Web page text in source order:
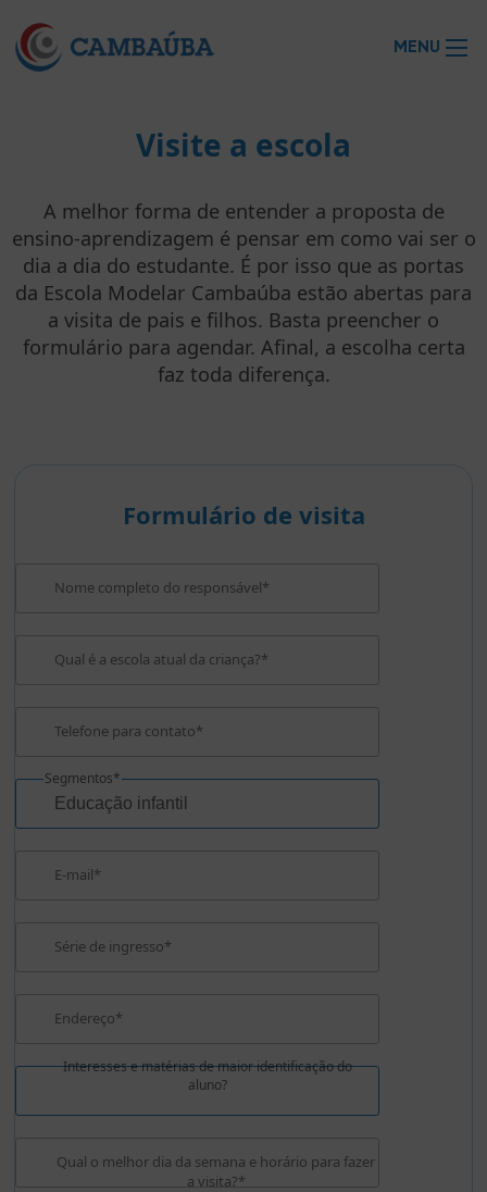
Visite a escola
A melhor forma de entender a proposta de
ensino-aprendizagem é pensar em como vai ser o
dia a dia do estudante. É por isso que as portas
da Escola Modelar Cambaúba estão abertas para
a visita de pais e filhos. Basta preencher o
formulário para agendar. Afinal, a escolha certa
faz toda diferença.
Formulário de visita
Nome completo do responsável*
Qual é a escola atual da criança?*
Telefone para contato*
Segmentos*
E-mail*
Série de ingresso*
Endereço*
Interesses e matérias de maior identificação do
aluno?
Qual o melhor dia da semana e horário para fazer
a visita?*
MENU